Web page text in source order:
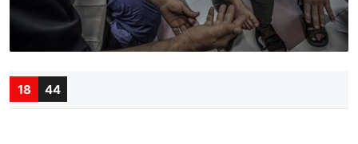
18 44